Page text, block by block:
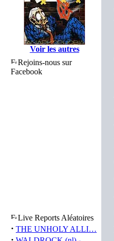
Voir les autres
Rejoins-nous sur
Facebook
Live Reports Aléatoires
· THE UNHOLY ALLI…